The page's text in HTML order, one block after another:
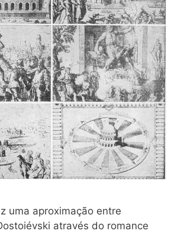
uma aproximação entre
através do romance